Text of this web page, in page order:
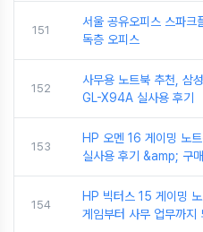
151
서울 공유오피스 스파크
독층 오피스
152
사무용 노트북 추천, 삼
GL-X94A 실사용 후기
153
HP 오멘 16 게이밍 노
실사용 후기 &amp; 구
154
HP 빅터스 15 게이밍
게임부터 사무 업무까지